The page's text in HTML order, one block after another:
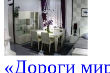
«Дороги